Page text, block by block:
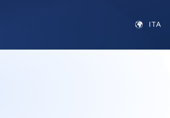
ITA